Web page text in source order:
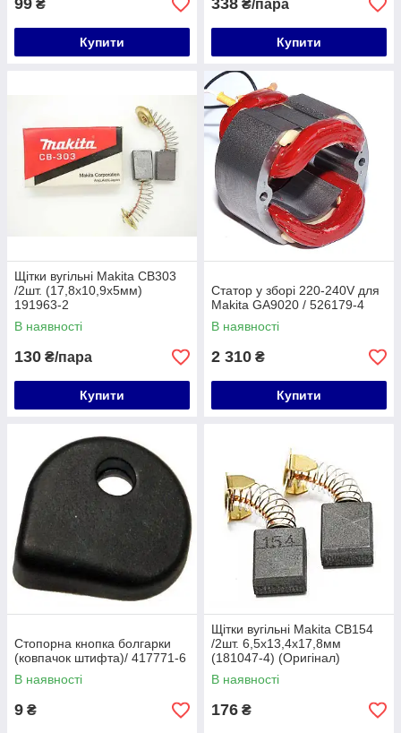
99 ₴
Купити
338 ₴/пара
Купити
Щітки вугільні Makita СВ303
/2шт. (17,8х10,9х5мм)
191963-2
В наявності
130 ₴/пара
Купити
Статор у зборі 220-240V для
Makita GA9020 / 526179-4
В наявності
2 310 ₴
Купити
Стопорна кнопка болгарки
(ковпачок штифта)/ 417771-6
В наявності
9 ₴
Щітки вугільні Makita СВ154
/2шт. 6,5х13,4х17,8мм
(181047-4) (Оригінал)
В наявності
176 ₴